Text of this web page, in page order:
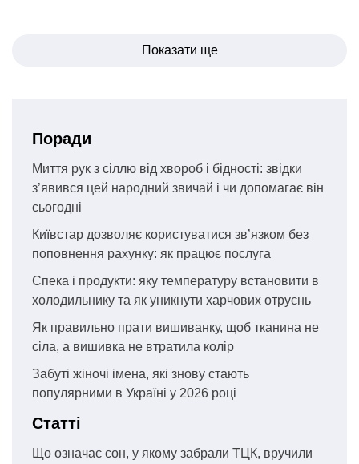
Показати ще
Поради
Миття рук з сіллю від хвороб і бідності: звідки
з’явився цей народний звичай і чи допомагає він
сьогодні
Київстар дозволяє користуватися зв’язком без
поповнення рахунку: як працює послуга
Спека і продукти: яку температуру встановити в
холодильнику та як уникнути харчових отруєнь
Як правильно прати вишиванку, щоб тканина не
сіла, а вишивка не втратила колір
Забуті жіночі імена, які знову стають
популярними в Україні у 2026 році
Статті
Що означає сон, у якому забрали ТЦК, вручили